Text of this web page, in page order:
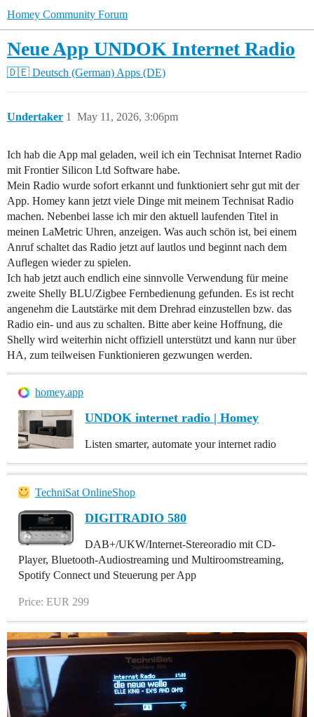
Homey Community Forum
Neue App UNDOK Internet Radio
🇩🇪 Deutsch (German) Apps (DE)
Undertaker May 11, 2026, 3:06pm
1
Ich hab die App mal geladen, weil ich ein Technisat Internet Radio
mit Frontier Silicon Ltd Software habe.
Mein Radio wurde sofort erkannt und funktioniert sehr gut mit der
App. Homey kann jetzt viele Dinge mit meinem Technisat Radio
machen. Nebenbei lasse ich mir den aktuell laufenden Titel in
meinen LaMetric Uhren, anzeigen. Was auch schön ist, bei einem
Anruf schaltet das Radio jetzt auf lautlos und beginnt nach dem
Auflegen wieder zu spielen.
Ich hab jetzt auch endlich eine sinnvolle Verwendung für meine
zweite Shelly BLU/Zigbee Fernbedienung gefunden. Es ist recht
angenehm die Lautstärke mit dem Drehrad einzustellen bzw. das
Radio ein- und aus zu schalten. Bitte aber keine Hoffnung, die
Shelly wird weiterhin nicht offiziell unterstützt und kann nur über
HA, zum teilweisen Funktionieren gezwungen werden.
homey.app
UNDOK internet radio | Homey
Listen smarter, automate your internet radio
TechniSat OnlineShop
DIGITRADIO 580
DAB+/UKW/Internet-Stereoradio mit CD-
Player, Bluetooth-Audiostreaming und Multiroomstreaming,
Spotify Connect und Steuerung per App
Price: EUR 299